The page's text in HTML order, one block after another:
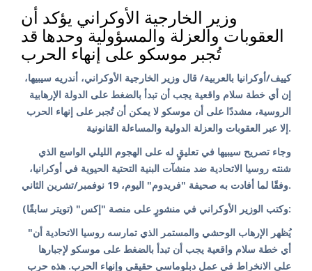
وزير الخارجية الأوكراني يؤكد أن
العقوبات والعزلة والمسؤولية وحدها قد
تُجبر موسكو على إنهاء الحرب
كييف/أوكرانيا بالعربية/ قال وزير الخارجية الأوكراني، أندريه سيبيها،
إن أي خطة سلام واقعية يجب أن تبدأ بالضغط على الدولة الإرهابية
الروسية، مشددًا على أن موسكو لا يمكن أن تُجبر على إنهاء الحرب
إلا عبر العقوبات والعزلة الدولية والمساءلة القانونية.
وجاء تصريح سيبيها في تعليقٍ له على الهجوم الليلي الواسع الذي
شنته روسيا الاتحادية ضد منشآت البنية التحتية الحيوية في أوكرانيا،
وفقًا لما أفادت به صحيفة "فريدوم" اليوم، 19 نوفمبر/تشرين الثاني.
وكتب الوزير الأوكراني في منشورٍ على منصة "إكس" (تويتر سابقًا):
"يُظهر الإرهاب الوحشي والمستمر الذي تمارسه روسيا الاتحادية أن
أي خطة سلام واقعية يجب أن تبدأ بالضغط على موسكو لإجبارها
على الانخراط في عمل دبلوماسي حقيقي وإنهاء الحرب. هذه حرب